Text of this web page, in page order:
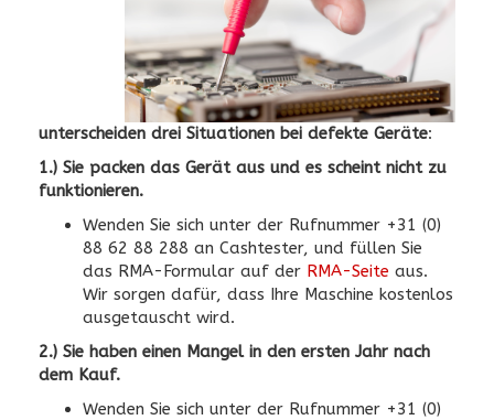
unterscheiden drei Situationen bei defekte Geräte:
1.) Sie packen das Gerät aus und es scheint nicht zu
funktionieren.
Wenden Sie sich unter der Rufnummer +31 (0)
88 62 88 288 an Cashtester, und füllen Sie
das RMA-Formular auf der RMA-Seite aus.
Wir sorgen dafür, dass Ihre Maschine kostenlos
ausgetauscht wird.
2.) Sie haben einen Mangel in den ersten Jahr nach
dem Kauf.
Wenden Sie sich unter der Rufnummer +31 (0)